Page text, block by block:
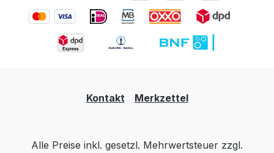
Kontakt Merkzettel
Alle Preise inkl. gesetzl. Mehrwertsteuer zzgl.